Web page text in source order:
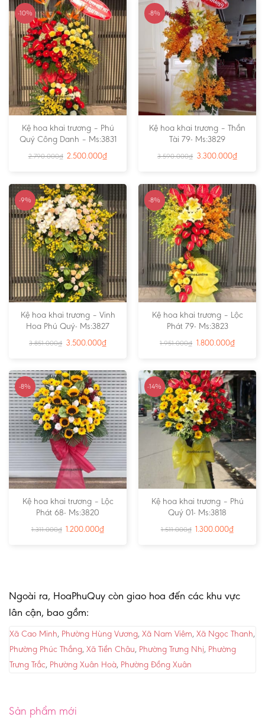
-10%
Kệ hoa khai trương – Phú
Quý Công Danh – Ms:3831
2.790.000₫ 2.500.000₫
-8%
Kệ hoa khai trương – Thần
Tài 79- Ms:3829
3.590.000₫ 3.300.000₫
-9%
Kệ hoa khai trương – Vinh
Hoa Phú Quý- Ms:3827
3.851.000₫ 3.500.000₫
-8%
Kệ hoa khai trương – Lộc
Phát 79- Ms:3823
1.951.000₫ 1.800.000₫
-8%
Kệ hoa khai trương – Lộc
Phát 68- Ms:3820
1.311.000₫ 1.200.000₫
-14%
Kệ hoa khai trương – Phú
Quý 01- Ms:3818
1.511.000₫ 1.300.000₫
Ngoài ra, HoaPhuQuy còn giao hoa đến các khu vực
lân cận, bao gồm:
Xã Cao Minh, Phường Hùng Vương, Xã Nam Viêm, Xã Ngọc Thanh,
Phường Phúc Thắng, Xã Tiền Châu, Phường Trưng Nhị, Phường
Trưng Trắc, Phường Xuân Hoà, Phường Đồng Xuân
Sản phẩm mới